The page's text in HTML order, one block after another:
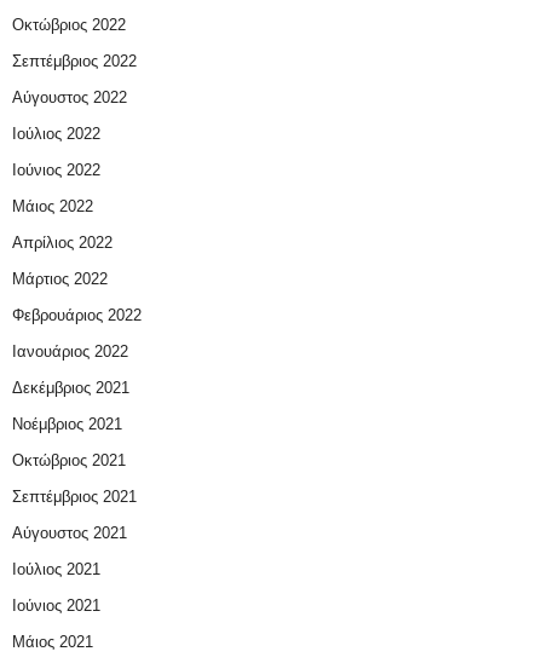
Οκτώβριος 2022
Σεπτέμβριος 2022
Αύγουστος 2022
Ιούλιος 2022
Ιούνιος 2022
Μάιος 2022
Απρίλιος 2022
Μάρτιος 2022
Φεβρουάριος 2022
Ιανουάριος 2022
Δεκέμβριος 2021
Νοέμβριος 2021
Οκτώβριος 2021
Σεπτέμβριος 2021
Αύγουστος 2021
Ιούλιος 2021
Ιούνιος 2021
Μάιος 2021